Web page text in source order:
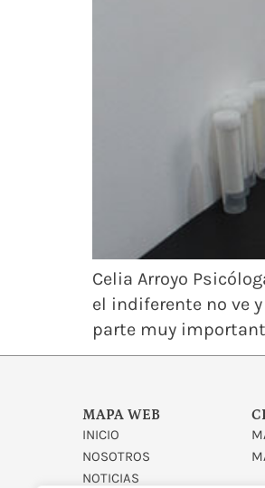
Celia Arroyo
el indiferente no ve
parte muy
MAPA WEB
INICIO
NOSOTROS
NOTICIAS